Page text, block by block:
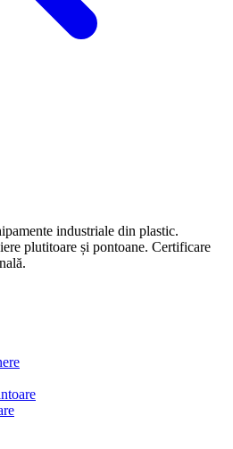
industriale din plastic.
plutitoare și pontoane. Certificare